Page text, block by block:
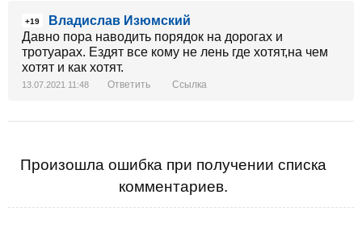
+19
Владислав Изюмский
Давно пора наводить порядок на дорогах и
тротуарах. Ездят все кому не лень где хотят,на чем
хотят и как хотят.
13.07.2021 11:48 Ответить Ссылка
Произошла ошибка при получении списка
комментариев.